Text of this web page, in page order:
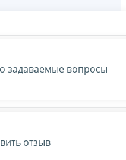
7707329152-
задаваемые вопросы
отзыв